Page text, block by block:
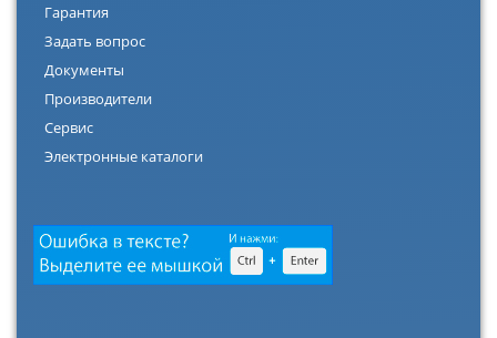
Гарантия
Задать вопрос
Документы
Производители
Сервис
Электронные каталоги